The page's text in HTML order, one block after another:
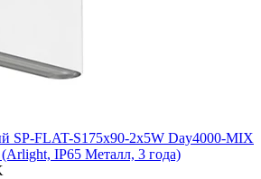
SP-FLAT-S175x90-2x5W Day4000-MIX
IP65 Металл, 3 года)